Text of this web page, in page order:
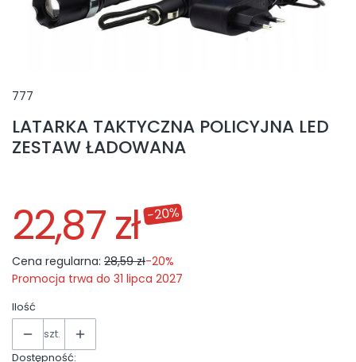
777
LATARKA TAKTYCZNA POLICYJNA LED
ZESTAW ŁADOWANA
22,87 zł -20%
Cena regularna: 28,59 zł-20%
Promocja trwa do 31 lipca 2027
Ilość
szt.
Dostępność: